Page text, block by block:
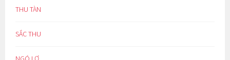
THU TÀN
SẮC THU